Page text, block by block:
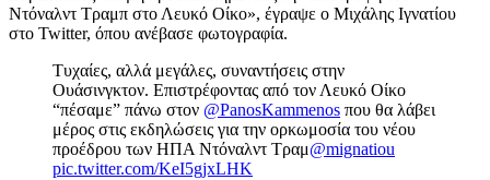
Ντόναλντ Τραμπ στο Λευκό Οίκο», έγραψε ο Μιχάλης Ιγνατίου
στο Twitter, όπου ανέβασε φωτογραφία.
Τυχαίες, αλλά μεγάλες, συναντήσεις στην
Ουάσινγκτον. Επιστρέφοντας από τον Λευκό Οίκο
“πέσαμε” πάνω στον @PanosKammenos που θα λάβει
μέρος στις εκδηλώσεις για την ορκωμοσία του νέου
προέδρου των ΗΠΑ Ντόναλντ Τραμ@mignatiou
pic.twitter.com/KeI5gjxLHK